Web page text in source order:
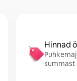
Hinnad
summast